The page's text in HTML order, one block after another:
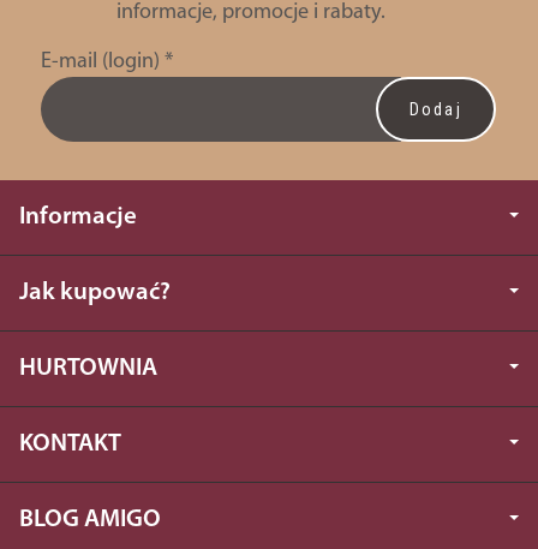
informacje, promocje i rabaty.
E-mail (login) *
Informacje
Jak kupować?
HURTOWNIA
KONTAKT
BLOG AMIGO